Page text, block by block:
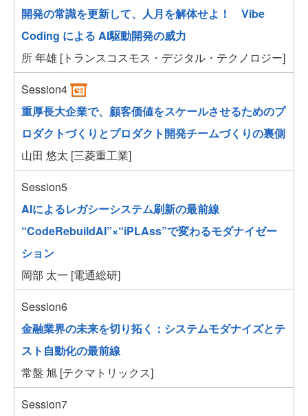
開発の常識を更新して、人月を解体せよ！ Vibe
Coding による AI駆動開発の威力
所 年雄 [トランスコスモス・デジタル・テクノロジー]
Session4
重厚長大企業で、顧客価値をスケールさせるためのプ
ロダクトづくりとプロダクト開発チームづくりの裏側
山田 悠太 [三菱重工業]
Session5
AIによるレガシーシステム刷新の最前線
“CodeRebuildAI”×“iPLAss”で変わるモダナイゼー
ション
岡部 太一 [電通総研]
Session6
金融業界の未来を切り拓く：システムモダナイズとテ
スト自動化の最前線
常盤 旭 [テクマトリックス]
Session7